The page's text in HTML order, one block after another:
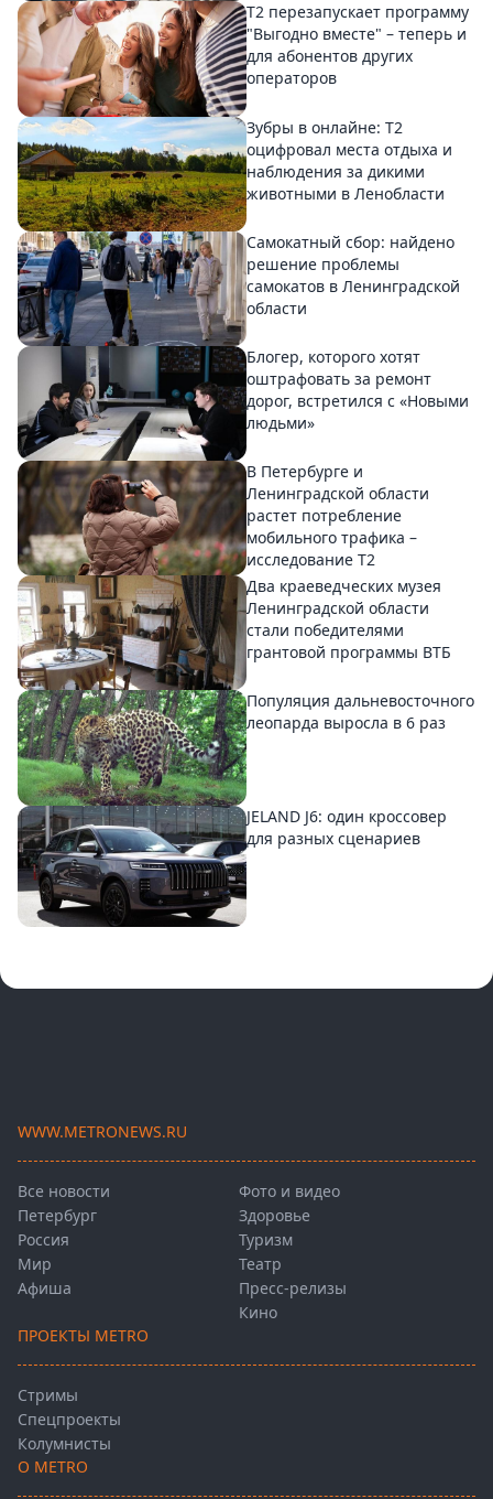
Т2 перезапускает программу
"Выгодно вместе" – теперь и
для абонентов других
операторов
Зубры в онлайне: Т2
оцифровал места отдыха и
наблюдения за дикими
животными в Ленобласти
Самокатный сбор: найдено
решение проблемы
самокатов в Ленинградской
области
Блогер, которого хотят
оштрафовать за ремонт
дорог, встретился с «Новыми
людьми»
В Петербурге и
Ленинградской области
растет потребление
мобильного трафика –
исследование T2
Два краеведческих музея
Ленинградской области
стали победителями
грантовой программы ВТБ
Популяция дальневосточного
леопарда выросла в 6 раз
JELAND J6: один кроссовер
для разных сценариев
WWW.METRONEWS.RU
Все новости
Петербург
Россия
Мир
Афиша
Фото и видео
Здоровье
Туризм
Театр
Пресс-релизы
Кино
ПРОЕКТЫ METRO
Стримы
Спецпроекты
Колумнисты
О METRO